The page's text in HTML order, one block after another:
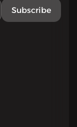
Subscribe